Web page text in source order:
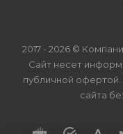
2017 - 2026 ©
Сайт несет
публичной
сайта